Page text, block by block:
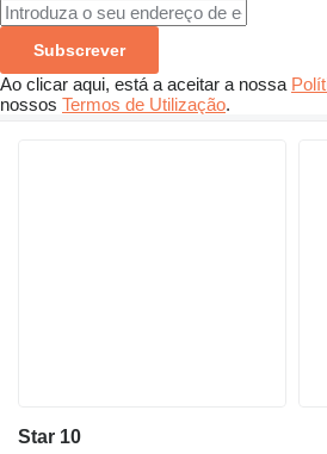
Subscrever
Ao clicar aqui, está a aceitar a nossa
nossos Termos de Utilização.
Star 10